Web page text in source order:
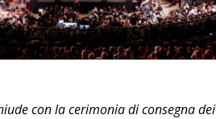
con la cerimonia di consegna dei